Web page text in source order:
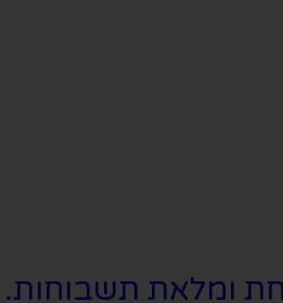
ומלאת